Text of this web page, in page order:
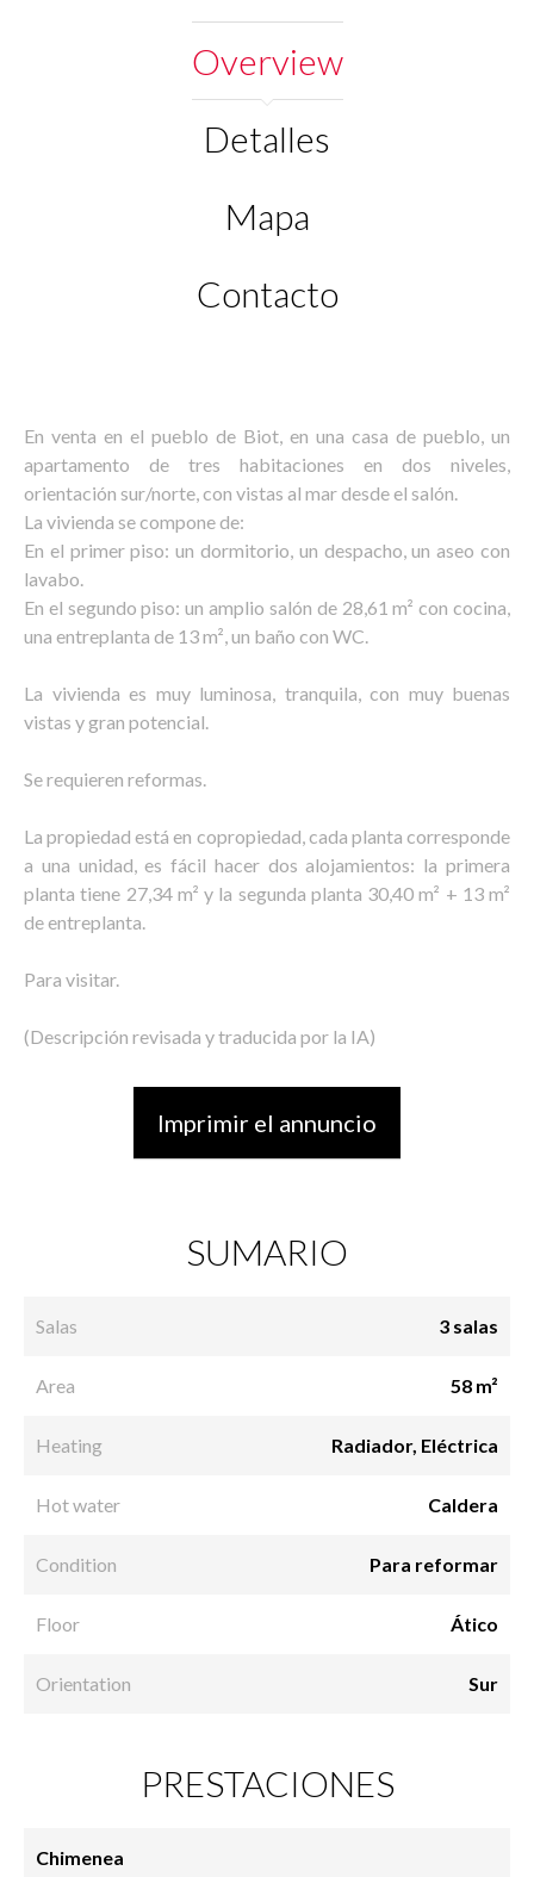
Overview
Detalles
Mapa
Contacto
En venta en el pueblo de Biot, en una casa de pueblo, un
apartamento de tres habitaciones en dos niveles,
orientación sur/norte, con vistas al mar desde el salón.
La vivienda se compone de:
En el primer piso: un dormitorio, un despacho, un aseo con
lavabo.
En el segundo piso: un amplio salón de 28,61 m² con cocina,
una entreplanta de 13 m², un baño con WC.
La vivienda es muy luminosa, tranquila, con muy buenas
vistas y gran potencial.
Se requieren reformas.
La propiedad está en copropiedad, cada planta corresponde
a una unidad, es fácil hacer dos alojamientos: la primera
planta tiene 27,34 m² y la segunda planta 30,40 m² + 13 m²
de entreplanta.
Para visitar.
(Descripción revisada y traducida por la IA)
Imprimir el annuncio
SUMARIO
Salas 3 salas
Area 58 m²
Heating Radiador, Eléctrica
Hot water Caldera
Condition Para reformar
Floor Ático
Orientation Sur
PRESTACIONES
Chimenea